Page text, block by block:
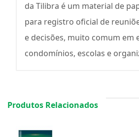
da Tilibra é um material de
para registro oficial de
e decisões, muito comum em
condomínios, escolas e
Produtos Relacionados